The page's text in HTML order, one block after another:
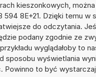
kieszonkowych,
594 8E+21. Dzięki temu
do odczytania.
podany zgodnie ze
wyglądałoby to
sposobu wyświetlania
Powinno to być